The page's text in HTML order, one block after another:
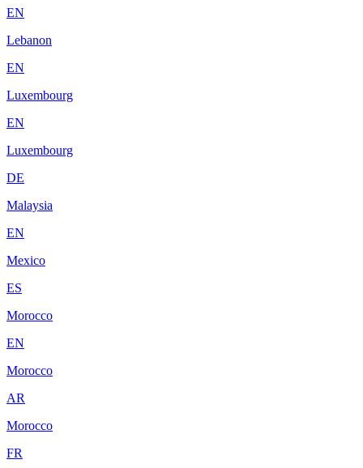
EN
Lebanon
EN
Luxembourg
EN
Luxembourg
DE
Malaysia
EN
Mexico
ES
Morocco
EN
Morocco
AR
Morocco
FR